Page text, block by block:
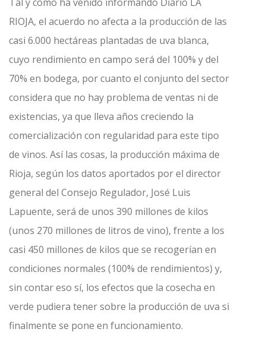
RIOJA, el acuerdo no afecta a la producción de las
casi 6.000 hectáreas plantadas de uva blanca,
cuyo rendimiento en campo será del 100% y del
70% en bodega, por cuanto el conjunto del sector
considera que no hay problema de ventas ni de
existencias, ya que lleva años creciendo la
comercialización con regularidad para este tipo
de vinos. Así las cosas, la producción máxima de
Rioja, según los datos aportados por el director
general del Consejo Regulador, José Luis
Lapuente, será de unos 390 millones de kilos
(unos 270 millones de litros de vino), frente a los
casi 450 millones de kilos que se recogerían en
condiciones normales (100% de rendimientos) y,
sin contar eso sí, los efectos que la cosecha en
verde pudiera tener sobre la producción de uva si
finalmente se pone en funcionamiento.